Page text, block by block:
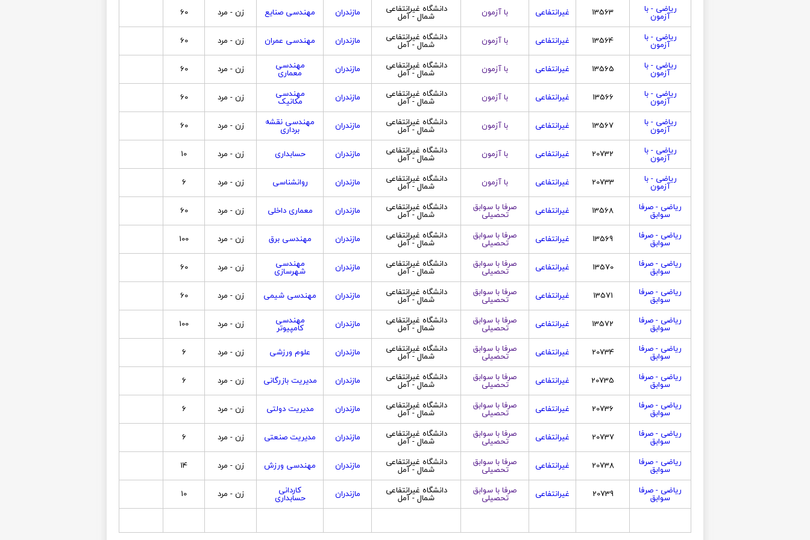
ریاضی - با
آزمون 13563 غیرانتفاعی با آزمون دانشگاه غیرانتفاعی
شمال - آمل مازندران مهندسی صنایع زن - مرد
60
ریاضی - با
آزمون 13564 غیرانتفاعی با آزمون دانشگاه غیرانتفاعی
شمال - آمل مازندران مهندسی عمران زن - مرد
60
ریاضی - با
آزمون 13565 غیرانتفاعی با آزمون دانشگاه غیرانتفاعی
شمال - آمل مازندران مهندسی
معماری زن - مرد
60
ریاضی - با
آزمون 13566 غیرانتفاعی با آزمون دانشگاه غیرانتفاعی
شمال - آمل مازندران مهندسی
مکانیک زن - مرد
60
ریاضی - با
آزمون 13567 غیرانتفاعی با آزمون دانشگاه غیرانتفاعی
شمال - آمل مازندران مهندسی نقشه
برداری زن - مرد
60
ریاضی - با
آزمون 20732 غیرانتفاعی با آزمون دانشگاه غیرانتفاعی
شمال - آمل مازندران حسابداری زن - مرد
10
ریاضی - با
آزمون 20733 غیرانتفاعی با آزمون دانشگاه غیرانتفاعی
شمال - آمل مازندران روانشناسی زن - مرد
6
ریاضی - صرفا
سوابق 13568 غیرانتفاعی صرفا با سوابق
تحصیلی
دانشگاه غیرانتفاعی
شمال - آمل مازندران معماری داخلی زن - مرد
60
ریاضی - صرفا
سوابق 13569 غیرانتفاعی صرفا با سوابق
تحصیلی
دانشگاه غیرانتفاعی
شمال - آمل مازندران مهندسی برق زن - مرد
100
ریاضی - صرفا
سوابق 13570 غیرانتفاعی صرفا با سوابق
تحصیلی
دانشگاه غیرانتفاعی
شمال - آمل مازندران مهندسی
شهرسازی زن - مرد
60
ریاضی - صرفا
سوابق 13571 غیرانتفاعی صرفا با سوابق
تحصیلی
دانشگاه غیرانتفاعی
شمال - آمل مازندران مهندسی شیمی زن - مرد
60
ریاضی - صرفا
سوابق 13572 غیرانتفاعی صرفا با سوابق
تحصیلی
دانشگاه غیرانتفاعی
شمال - آمل مازندران مهندسی
کامپیوتر زن - مرد
100
ریاضی - صرفا
سوابق 20734 غیرانتفاعی صرفا با سوابق
تحصیلی
دانشگاه غیرانتفاعی
شمال - آمل مازندران علوم ورزشی زن - مرد
6
ریاضی - صرفا
سوابق 20735 غیرانتفاعی صرفا با سوابق
تحصیلی
دانشگاه غیرانتفاعی
شمال - آمل مازندران مدیریت بازرگانی زن - مرد
6
ریاضی - صرفا
سوابق 20736 غیرانتفاعی صرفا با سوابق
تحصیلی
دانشگاه غیرانتفاعی
شمال - آمل مازندران مدیریت دولتی زن - مرد
6
ریاضی - صرفا
سوابق 20737 غیرانتفاعی صرفا با سوابق
تحصیلی
دانشگاه غیرانتفاعی
شمال - آمل مازندران مدیریت صنعتی زن - مرد
6
ریاضی - صرفا
سوابق 20738 غیرانتفاعی صرفا با سوابق
تحصیلی
دانشگاه غیرانتفاعی
شمال - آمل مازندران مهندسی ورزش زن - مرد
14
ریاضی - صرفا
سوابق 20739 غیرانتفاعی صرفا با سوابق
تحصیلی
دانشگاه غیرانتفاعی
شمال - آمل مازندران کاردانی
حسابداری زن - مرد 10